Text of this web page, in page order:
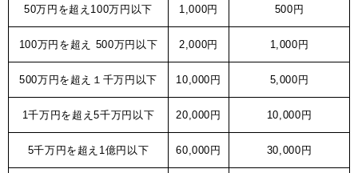
50万円を超え100万円以下 1,000円 500円
100万円を超え 500万円以下 2,000円 1,000円
500万円を超え１千万円以下 10,000円 5,000円
1千万円を超え5千万円以下 20,000円 10,000円
5千万円を超え1億円以下 60,000円 30,000円